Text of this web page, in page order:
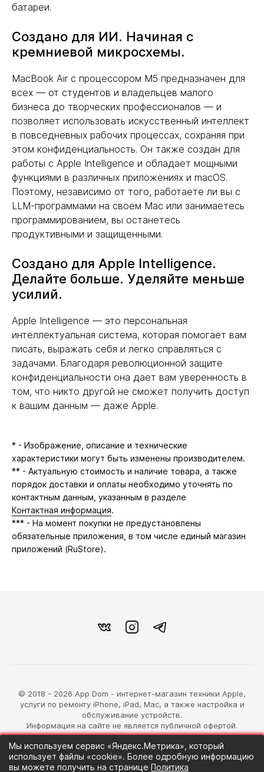
батареи.
Создано для ИИ. Начиная с
кремниевой микросхемы.
MacBook Air с процессором M5 предназначен для
всех — от студентов и владельцев малого
бизнеса до творческих профессионалов — и
позволяет использовать искусственный интеллект
в повседневных рабочих процессах, сохраняя при
этом конфиденциальность. Он также создан для
работы с Apple Intelligence и обладает мощными
функциями в различных приложениях и macOS.
Поэтому, независимо от того, работаете ли вы с
LLM-программами на своем Mac или занимаетесь
программированием, вы останетесь
продуктивными и защищенными.
Создано для Apple Intelligence.
Делайте больше. Уделяйте меньше
усилий.
Apple Intelligence — это персональная
интеллектуальная система, которая помогает вам
писать, выражать себя и легко справляться с
задачами. Благодаря революционной защите
конфиденциальности она дает вам уверенность в
том, что никто другой не сможет получить доступ
к вашим данным — даже Apple.
* - Изображение, описание и технические
характеристики могут быть изменены производителем.
** - Актуальную стоимость и наличие товара, а также
порядок доставки и оплаты необходимо уточнять по
контактным данным, указанным в разделе
Контактная информация.
*** - На момент покупки не предустановлены
обязательные приложения, в том числе единый магазин
приложений (RuStore).
© 2018 - 2026 App Dom - интернет-магазин техники Apple,
услуги по ремонту iPhone, iPad, Mac, а также настройка и
обслуживание устройств.
Информация на сайте не является публичной офертой.
разработка магазина
Синий Лев
Мы используем сервис «Яндекс.Метрика», который
использует файлы «cookie». Более одробную информацию
вы можете получить на странице Политика